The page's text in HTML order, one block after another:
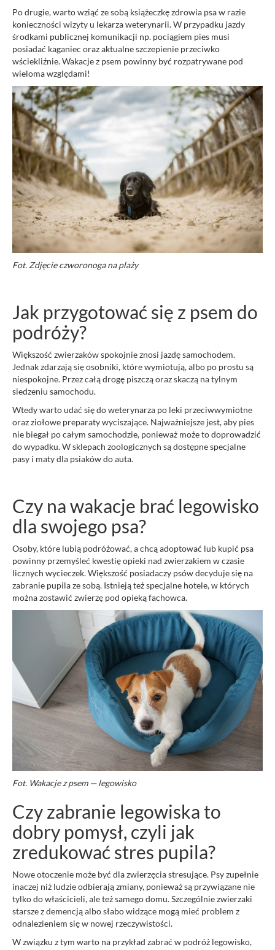
Po drugie, warto wziąć ze sobą książeczkę zdrowia psa w razie
konieczności wizyty u lekarza weterynarii. W przypadku jazdy
środkami publicznej komunikacji np. pociągiem pies musi
posiadać kaganiec oraz aktualne szczepienie przeciwko
wściekliźnie. Wakacje z psem powinny być rozpatrywane pod
wieloma względami!
Fot. Zdjęcie czworonoga na plaży
Jak przygotować się z psem do
podróży?
Większość zwierzaków spokojnie znosi jazdę samochodem.
Jednak zdarzają się osobniki, które wymiotują, albo po prostu są
niespokojne. Przez całą drogę piszczą oraz skaczą na tylnym
siedzeniu samochodu.
Wtedy warto udać się do weterynarza po leki przeciwwymiotne
oraz ziołowe preparaty wyciszające. Najważniejsze jest, aby pies
nie biegał po całym samochodzie, ponieważ może to doprowadzić
do wypadku. W sklepach zoologicznych są dostępne specjalne
pasy i maty dla psiaków do auta.
Czy na wakacje brać legowisko
dla swojego psa?
Osoby, które lubią podróżować, a chcą adoptować lub kupić psa
powinny przemyśleć kwestię opieki nad zwierzakiem w czasie
licznych wycieczek. Większość posiadaczy psów decyduje się na
zabranie pupila ze sobą. Istnieją też specjalne hotele, w których
można zostawić zwierzę pod opieką fachowca.
Fot. Wakacje z psem — legowisko
Czy zabranie legowiska to
dobry pomysł, czyli jak
zredukować stres pupila?
Nowe otoczenie może być dla zwierzęcia stresujące. Psy zupełnie
inaczej niż ludzie odbierają zmiany, ponieważ są przywiązane nie
tylko do właścicieli, ale też samego domu. Szczególnie zwierzaki
starsze z demencją albo słabo widzące mogą mieć problem z
odnalezieniem się w nowej rzeczywistości.
W związku z tym warto na przykład zabrać w podróż legowisko,